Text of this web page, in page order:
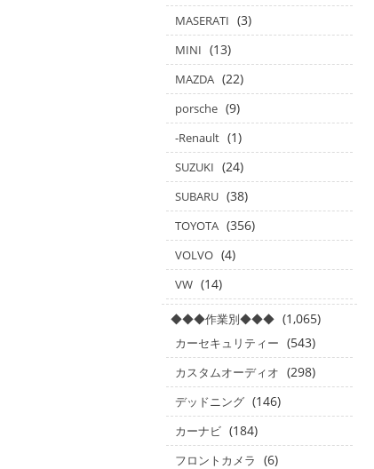
MASERATI (3)
MINI (13)
MAZDA (22)
porsche (9)
-Renault (1)
SUZUKI (24)
SUBARU (38)
TOYOTA (356)
VOLVO (4)
VW (14)
◆◆◆作業別◆◆◆ (1,065)
カーセキュリティー (543)
カスタムオーディオ (298)
デッドニング (146)
カーナビ (184)
フロントカメラ (6)